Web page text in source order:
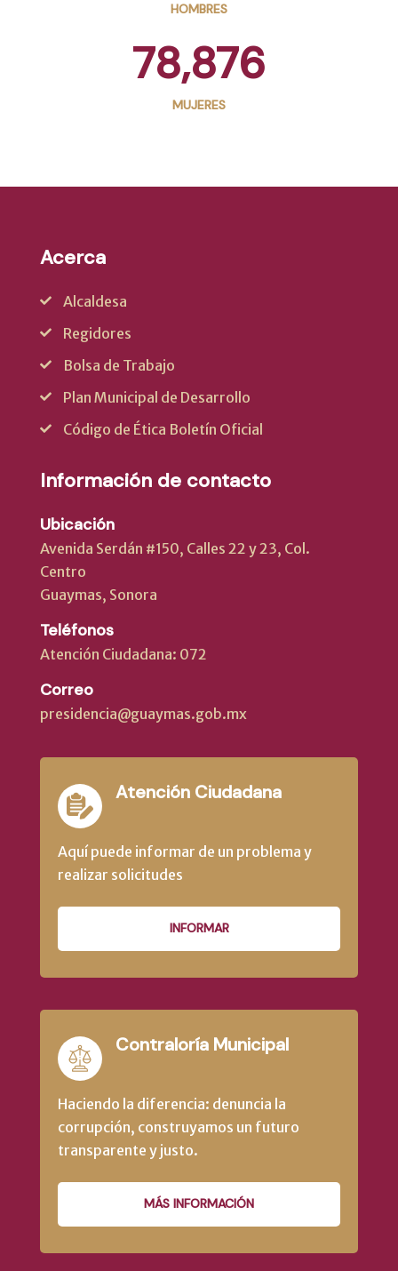
HOMBRES
78,876
MUJERES
Acerca
Alcaldesa
Regidores
Bolsa de Trabajo
Plan Municipal de Desarrollo
Código de Ética Boletín Oficial
Información de contacto
Ubicación
Avenida Serdán #150, Calles 22 y 23, Col.
Centro
Guaymas, Sonora
Teléfonos
Atención Ciudadana: 072
Correo
presidencia@guaymas.gob.mx
Atención Ciudadana
Aquí puede informar de un problema y
realizar solicitudes
INFORMAR
Contraloría Municipal
Haciendo la diferencia: denuncia la
corrupción, construyamos un futuro
transparente y justo.
MÁS INFORMACIÓN